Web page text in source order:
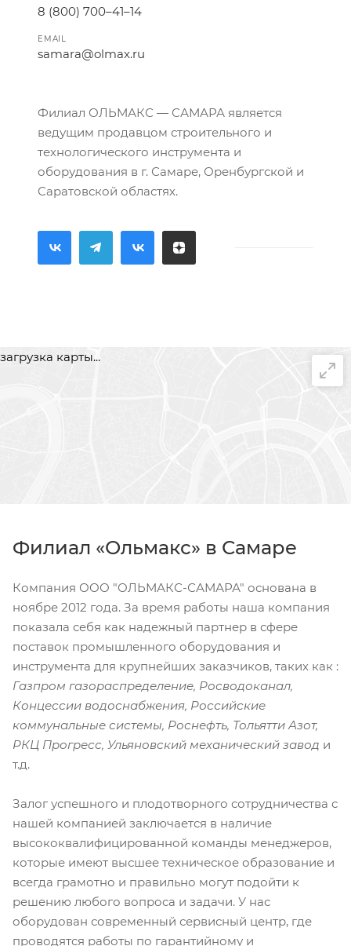
8 (800) 700–41–14
EMAIL
samara@olmax.ru
Филиал ОЛЬМАКС — САМАРА является
ведущим продавцом строительного и
технологического инструмента и
оборудования в г. Самаре, Оренбургской и
Саратовской областях.
загрузка карты...
Филиал «Ольмакс» в Самаре
Компания ООО "ОЛЬМАКС-САМАРА" основана в
ноябре 2012 года. За время работы наша компания
показала себя как надежный партнер в сфере
поставок промышленного оборудования и
инструмента для крупнейших заказчиков, таких как :
Газпром газораспределение, Росводоканал,
Концессии водоснабжения, Российские
коммунальные системы, Роснефть, Тольятти Азот,
РКЦ Прогресс, Ульяновский механический завод и
т.д.
Залог успешного и плодотворного сотрудничества с
нашей компанией заключается в наличие
высококвалифицированной команды менеджеров,
которые имеют высшее техническое образование и
всегда грамотно и правильно могут подойти к
решению любого вопроса и задачи. У нас
оборудован современный сервисный центр, где
проводятся работы по гарантийному и